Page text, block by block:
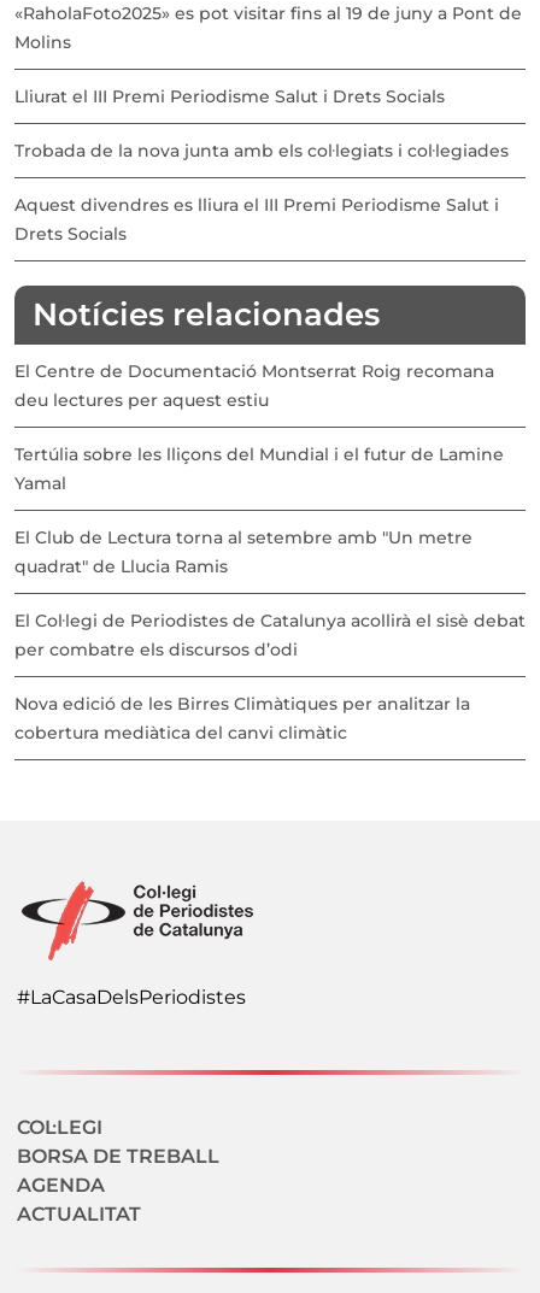
«RaholaFoto2025» es pot visitar fins al 19 de juny a Pont de
Molins
Lliurat el III Premi Periodisme Salut i Drets Socials
Trobada de la nova junta amb els col·legiats i col·legiades
Aquest divendres es lliura el III Premi Periodisme Salut i
Drets Socials
Notícies relacionades
El Centre de Documentació Montserrat Roig recomana
deu lectures per aquest estiu
Tertúlia sobre les lliçons del Mundial i el futur de Lamine
Yamal
El Club de Lectura torna al setembre amb "Un metre
quadrat" de Llucia Ramis
El Col·legi de Periodistes de Catalunya acollirà el sisè debat
per combatre els discursos d’odi
Nova edició de les Birres Climàtiques per analitzar la
cobertura mediàtica del canvi climàtic
#LaCasaDelsPeriodistes
Navegació secundaria
COL·LEGI
BORSA DE TREBALL
AGENDA
ACTUALITAT